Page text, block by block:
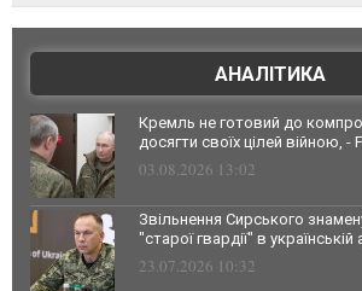
АНАЛІТИКА
Кремль не готовий до
досягти своїх цілей війною,
03.08.2026 13:02
Звільнення Сирського
"старої гвардії" в українській
23.07.2026 10:32